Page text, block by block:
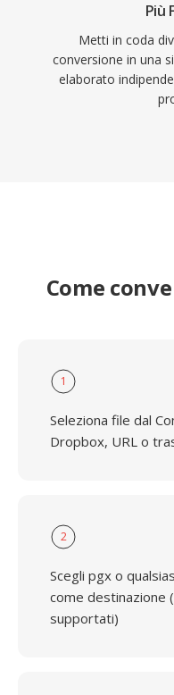
Più
Metti in coda
conversione in una
elaborato
Come
1
Seleziona file dal
Dropbox, URL o
2
Scegli pgx o
come destinazione
supportati)